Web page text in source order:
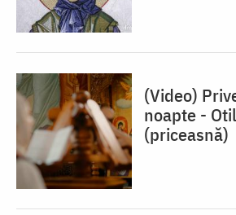
(Video)
noapte -
(priceasnă)